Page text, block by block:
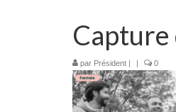
Capture
par Président | | 0